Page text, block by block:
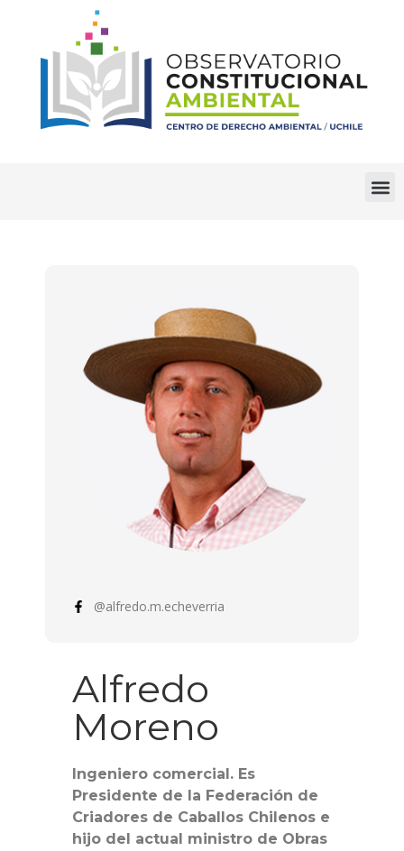
@alfredo.m.echeverria
Alfredo
Moreno
Ingeniero comercial. Es
Presidente de la Federación de
Criadores de Caballos Chilenos e
hijo del actual ministro de Obras